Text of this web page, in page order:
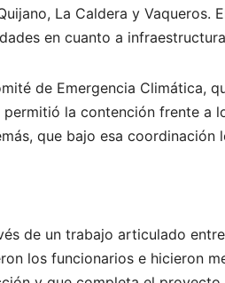
La Caldera y Vaqueros.
en cuanto a
de Emergencia Climática,
la contención frente a
que bajo esa coordinación
de un trabajo articulado
los funcionarios e hicieron